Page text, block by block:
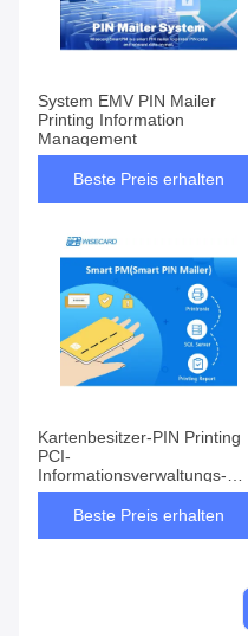
System EMV PIN Mailer
Printing Information
Management
Beste Preis erhalten
Kartenbesitzer-PIN Printing
PCI-
Informationsverwaltungs-
System
Beste Preis erhalten